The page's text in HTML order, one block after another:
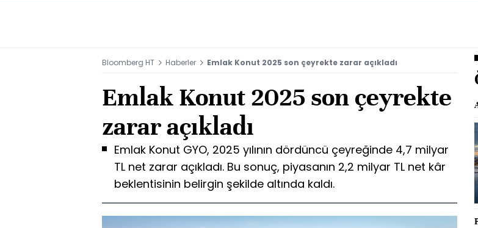
Bloomberg HT Haberler Emlak Konut 2025 son çeyrekte zarar açıkladı
Emlak Konut 2025 son çeyrekte
zarar açıkladı
Emlak Konut GYO, 2025 yılının dördüncü çeyreğinde 4,7 milyar
TL net zarar açıkladı. Bu sonuç, piyasanın 2,2 milyar TL net kâr
beklentisinin belirgin şekilde altında kaldı.